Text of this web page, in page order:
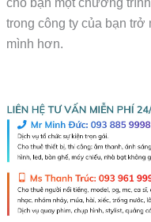
cho bạn một chương
trong công ty của bạn trở
mình hơn.